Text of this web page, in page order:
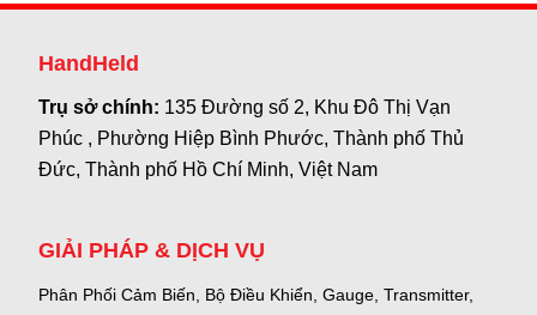
HandHeld
Trụ sở chính: 135 Đường số 2, Khu Đô Thị Vạn
Phúc , Phường Hiệp Bình Phước, Thành phố Thủ
Đức, Thành phố Hồ Chí Minh, Việt Nam
GIẢI PHÁP & DỊCH VỤ
Phân Phối Cảm Biến, Bộ Điều Khiển, Gauge, Transmitter,